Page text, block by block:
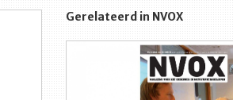
Gerelateerd in NVOX